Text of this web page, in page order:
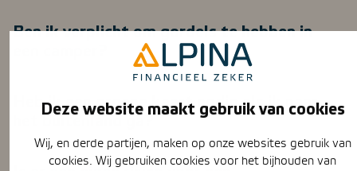
Deze website maakt gebruik van cookies
Wij, en derde partijen, maken op onze websites gebruik van
cookies. Wij gebruiken cookies voor het bijhouden van
Ben ik verplicht om gordels te hebben in
Heb ik een groene kaart nodig als ik naar